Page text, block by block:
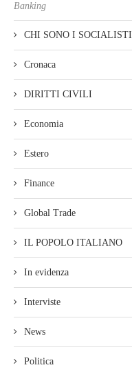
Banking
CHI SONO I SOCIALISTI
Cronaca
DIRITTI CIVILI
Economia
Estero
Finance
Global Trade
IL POPOLO ITALIANO
In evidenza
Interviste
News
Politica